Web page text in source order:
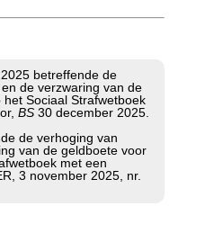
betreffende de
de verzwaring van de
Sociaal Strafwetboek
BS 30 december 2025.
de verhoging van
van de geldboete voor
met een
3 november 2025, nr.